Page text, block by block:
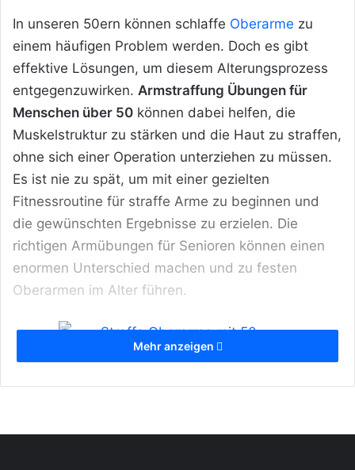
In unseren 50ern können schlaffe Oberarme zu
einem häufigen Problem werden. Doch es gibt
effektive Lösungen, um diesem Alterungsprozess
entgegenzuwirken. Armstraffung Übungen für
Menschen über 50 können dabei helfen, die
Muskelstruktur zu stärken und die Haut zu straffen,
ohne sich einer Operation unterziehen zu müssen.
Es ist nie zu spät, um mit einer gezielten
Fitnessroutine für straffe Arme zu beginnen und
die gewünschten Ergebnisse zu erzielen. Die
richtigen Armübungen für Senioren können einen
enormen Unterschied machen und zu festen
Oberarmen im Alter führen.
Mehr anzeigen